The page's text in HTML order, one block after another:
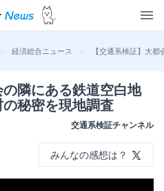
> 経済総合ニュース > 【交通系検証】大
の隣にある鉄道空白地
秘密を現地調査
交通系検証チャンネル
みんなの感想は？